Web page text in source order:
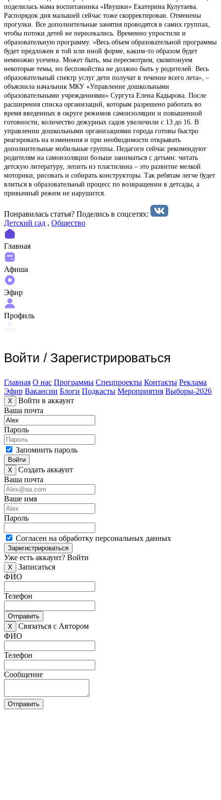
поделилась мама воспитанника «Ивушки» Екатерина Кулутаева.
Распорядок дня малышей сейчас тоже скорректирован. Отменены
прогулки. Все дополнительные занятия проводятся в самих группах,
чтобы потоки детей не пересекались. Временно упростили и
образовательную программу. «Весь объем образовательной программы
будет предложен в той или иной форме, каким-то образом будет
немножко усечена. Может быть, мы пересмотрим, скомпонуем
некоторые темы, но беспокойства не должно быть у родителей. Весь
образовательный спектр услуг дети получат в течение всего лета», –
объяснила начальник МКУ «Управление дошкольными
образовательными учреждениями» Сургута Елена Кадырова. После
расширения списка организаций, которым разрешено работать во
время введенных в округе режимов самоизоляции и повышенной
готовности, количество дежурных садов увеличили с 13 до 16. В
управлении дошкольными организациями города готовы быстро
реагировать на изменения и при необходимости открывать
дополнительные мобильные группы. Педагоги сейчас рекомендуют
родителям на самоизоляции больше заниматься с детьми: читать
детскую литературу, лепить из пластилина – это развитие мелкой
моторики, рисовать и собирать конструкторы. Так ребятам легче будет
влиться в образовательный процесс по возвращении в детсады, а
привычный режим не нарушится.
Понравилась статья? Поделиcь в соцсетях:
Детский сад , Общество
Главная
Афиша
Эфир
Профиль
Войти / Зарегистрироваться
Главная О нас Программы Спецпроекты Контакты Реклама
Эфир Вакансии Блоги Подкасты Мероприятия Выборы-2026
X
Войти в аккаунт
Ваша почта
Пароль
Запомнить пароль
Войти
X
Создать аккаунт
Ваша почта
Ваше имя
Пароль
Согласен на обработку персональных данных
Зарегистрироваться
Уже есть аккаунт? Войти
X
Записаться
ФИО
Телефон
Отправить
X
Связаться с Автором
ФИО
Телефон
Сообщение
Отправить